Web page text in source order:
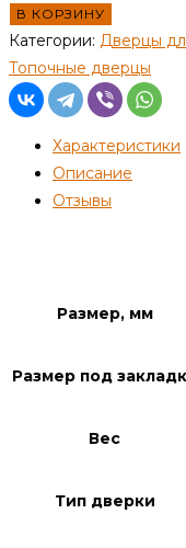
товара
Дверка
"Карелия"
ДТГ-5К
"Миэли"
В КОРЗИНУ
Категории: Дверцы
Топочные дверцы
Характеристики
Описание
Отзывы
Размер, мм
Размер под
Вес
Тип дверки